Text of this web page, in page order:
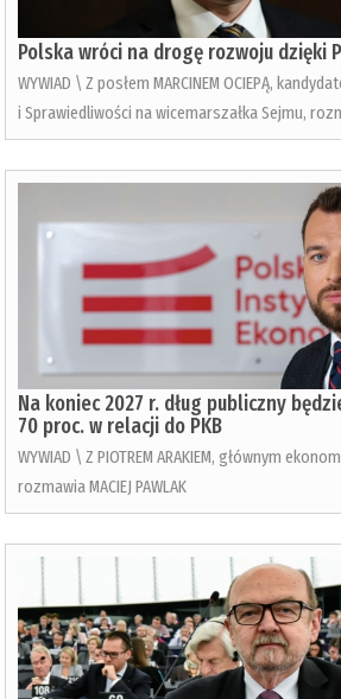
Polska wróci na drogę rozwoju dzięki
WYWIAD \ Z posłem MARCINEM OCIEPĄ,
i Sprawiedliwości na wicemarszałka Sejmu,
Na koniec 2027 r. dług publiczny
70 proc. w relacji do PKB
WYWIAD \ Z PIOTREM ARAKIEM, głównym
rozmawia MACIEJ PAWLAK